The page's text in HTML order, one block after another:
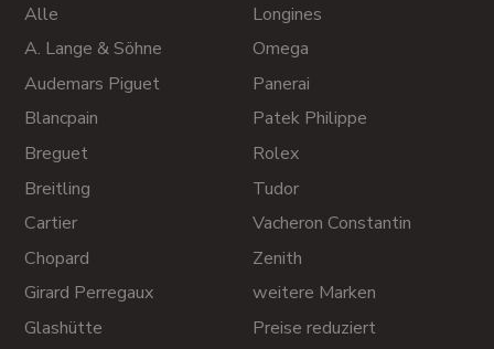
Alle
A. Lange & Söhne
Audemars Piguet
Blancpain
Breguet
Breitling
Cartier
Chopard
Girard Perregaux
Glashütte
Longines
Omega
Panerai
Patek Philippe
Rolex
Tudor
Vacheron Constantin
Zenith
weitere Marken
Preise reduziert